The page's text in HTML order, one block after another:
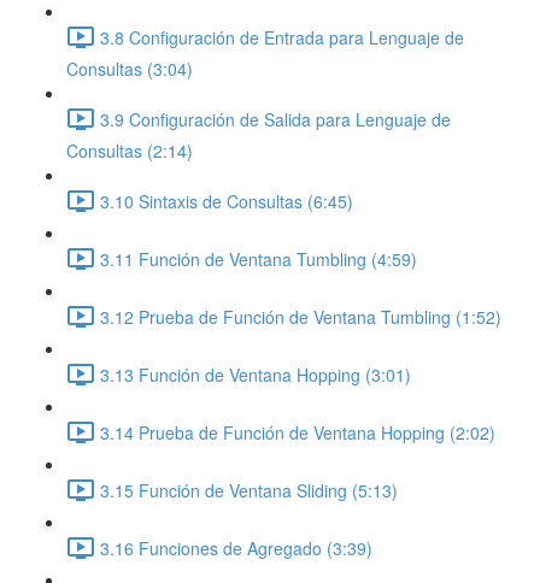
3.8 Configuración de Entrada para Lenguaje de
Consultas (3:04)
3.9 Configuración de Salida para Lenguaje de
Consultas (2:14)
3.10 Sintaxis de Consultas (6:45)
3.11 Función de Ventana Tumbling (4:59)
3.12 Prueba de Función de Ventana Tumbling (1:52)
3.13 Función de Ventana Hopping (3:01)
3.14 Prueba de Función de Ventana Hopping (2:02)
3.15 Función de Ventana Sliding (5:13)
3.16 Funciones de Agregado (3:39)